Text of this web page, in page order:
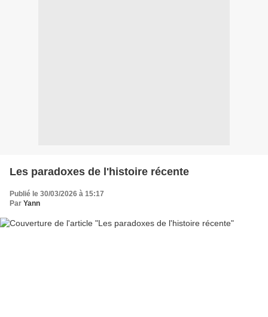
Les paradoxes de l'histoire récente
Publié le 30/03/2026 à 15:17
Par Yann